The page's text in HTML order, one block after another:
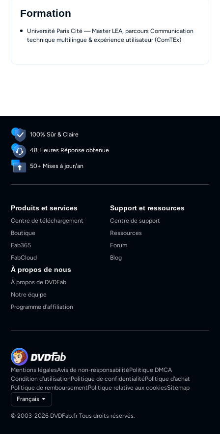
Formation
Université Paris Cité — Master LEA, parcours Communication
technique multilingue & expérience utilisateur (ComTEx)
100% Sûr & Claire
48 Heures Réponse obtenue
50+ Mises à jour/an
Produits et services
Centre de téléchargement
Boutique
Fab365
FabCloud
Support et ressources
Centre de support
Ressources
Forum
Blog
À propos de nous
À propos de DVDFab
Notre équipe
Programme d'affiliation
Mentions légalesAvis de non-responsabilitéPolitique DMCA
Condition d'utilisationPolitique de confidentialitéPolitique d'achat
Politique de remboursementPolitique relative aux cookiesSitemap
Français
© 2003-2026 DVDFab.fr Tous droits réservés.